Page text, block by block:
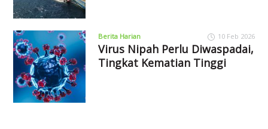
Berita Harian 10 Feb 2026
Virus Nipah Perlu Diwaspadai,
Tingkat Kematian Tinggi